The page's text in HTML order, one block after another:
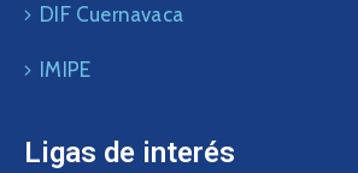
DIF Cuernavaca
IMIPE
Ligas de interés